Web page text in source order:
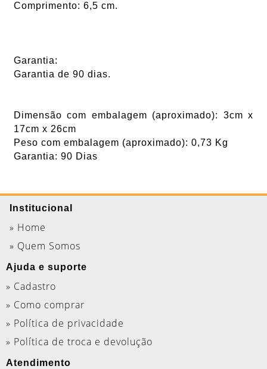
Comprimento: 6,5 cm.
Garantia:
Garantia de 90 dias.
Dimensão com embalagem (aproximado): 3cm x
17cm x 26cm
Peso com embalagem (aproximado): 0,73 Kg
Garantia: 90 Dias
Institucional
» Home
» Quem Somos
Ajuda e suporte
» Cadastro
» Como comprar
» Política de privacidade
» Política de troca e devolução
Atendimento